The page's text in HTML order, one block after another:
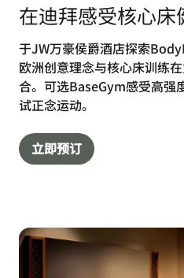
在迪拜感受核心床
于JW万豪侯爵酒店探索
欧洲创意理念与核心床训练
合。可选BaseGym感受高强
试正念运动。
立即预订